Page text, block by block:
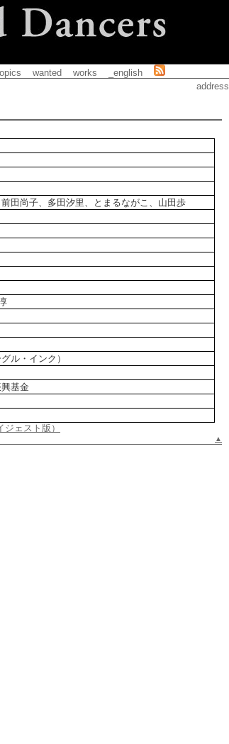
wanted works _english
address
田尚子、多田汐里、とまるながこ、山田歩
ル・インク）
基金
ェスト版）
▲